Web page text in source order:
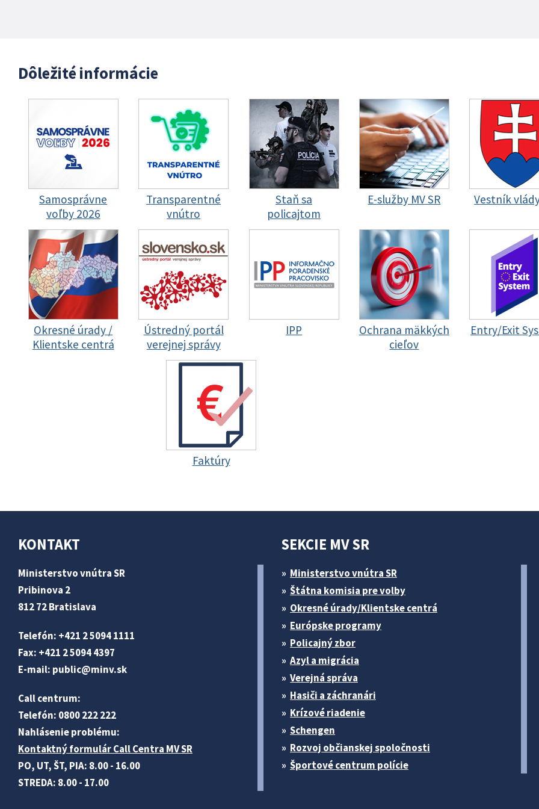
Dôležité informácie
Samosprávne
voľby 2026
Transparentné
vnútro
Staň sa
policajtom
E-služby MV SR Vestník
Okresné úrady /
Klientske centrá
Ústredný portál
verejnej správy
IPP
Ochrana mäkkých
cieľov
Entry/Exit
Faktúry
KONTAKT
Ministerstvo vnútra SR
Pribinova 2
812 72 Bratislava
Telefón: +421 2 5094 1111
Fax: +421 2 5094 4397
E-mail: public@minv.sk
Call centrum:
Telefón: 0800 222 222
Nahlásenie problému:
Kontaktný formulár Call Centra MV SR
PO, UT, ŠT, PIA: 8.00 - 16.00
STREDA: 8.00 - 17.00
SEKCIE MV SR
Ministerstvo vnútra SR
Štátna komisia pre volby
Okresné úrady/Klientske centrá
Európske programy
Policajný zbor
Azyl a migrácia
Verejná správa
Hasiči a záchranári
Krízové riadenie
Schengen
Rozvoj občianskej spoločnosti
Športové centrum polície